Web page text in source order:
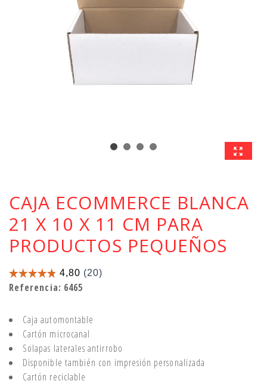
CAJA ECOMMERCE BLANCA
21 X 10 X 11 CM PARA
PRODUCTOS PEQUEÑOS
Referencia: 6465
Caja automontable
Cartón microcanal
Solapas laterales antirrobo
Disponible también con impresión personalizada
Cartón reciclable